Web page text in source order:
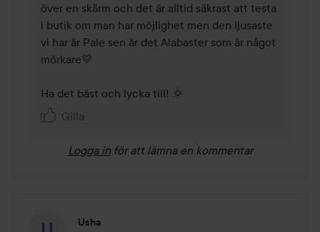
över en skärm och det är alltid säkrast att testa
i butik om man har möjlighet men den ljusaste
vi har är Pale sen är det Alabaster som är något
mörkare💛
Ha det bäst och lycka till! 🌞
Gilla
Logga in för att lämna en kommentar
Usha